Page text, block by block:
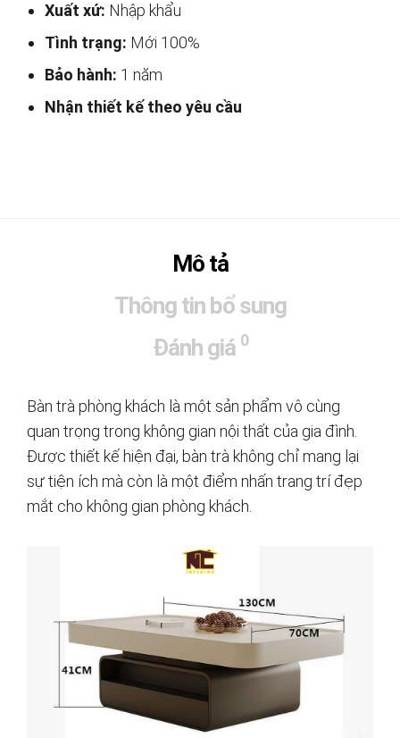
Xuất xứ: Nhập khẩu
Tình trạng: Mới 100%
Bảo hành: 1 năm
Nhận thiết kế theo yêu cầu
Mô tả
Thông tin bổ sung
Đánh giá 0
Bàn trà phòng khách là một sản phẩm vô cùng
quan trọng trong không gian nội thất của gia đình.
Được thiết kế hiện đại, bàn trà không chỉ mang lại
sự tiện ích mà còn là một điểm nhấn trang trí đẹp
mắt cho không gian phòng khách.